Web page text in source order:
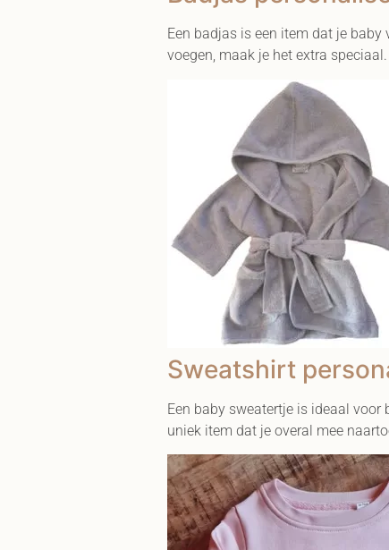
Een badjas is een item dat je
voegen, maak je het extra speciaal.
Sweatshirt
Een baby sweatertje is ideaal voor
uniek item dat je overal mee